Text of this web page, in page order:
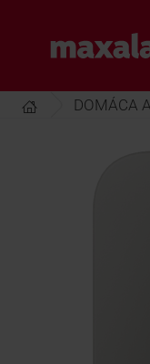
hlavnému
www.maxalarm.sk
DOMÁCA